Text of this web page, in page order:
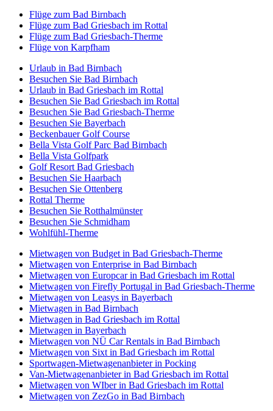
Flüge zum Bad Birnbach
Flüge zum Bad Griesbach im Rottal
Flüge zum Bad Griesbach-Therme
Flüge von Karpfham
Urlaub in Bad Birnbach
Besuchen Sie Bad Birnbach
Urlaub in Bad Griesbach im Rottal
Besuchen Sie Bad Griesbach im Rottal
Besuchen Sie Bad Griesbach-Therme
Besuchen Sie Bayerbach
Beckenbauer Golf Course
Bella Vista Golf Parc Bad Birnbach
Bella Vista Golfpark
Golf Resort Bad Griesbach
Besuchen Sie Haarbach
Besuchen Sie Ottenberg
Rottal Therme
Besuchen Sie Rotthalmünster
Besuchen Sie Schmidham
Wohlfühl-Therme
Mietwagen von Budget in Bad Griesbach-Therme
Mietwagen von Enterprise in Bad Birnbach
Mietwagen von Europcar in Bad Griesbach im Rottal
Mietwagen von Firefly Portugal in Bad Griesbach-Therme
Mietwagen von Leasys in Bayerbach
Mietwagen in Bad Birnbach
Mietwagen in Bad Griesbach im Rottal
Mietwagen in Bayerbach
Mietwagen von NÜ Car Rentals in Bad Birnbach
Mietwagen von Sixt in Bad Griesbach im Rottal
Sportwagen-Mietwagenanbieter in Pocking
Van-Mietwagenanbieter in Bad Griesbach im Rottal
Mietwagen von WIber in Bad Griesbach im Rottal
Mietwagen von ZezGo in Bad Birnbach